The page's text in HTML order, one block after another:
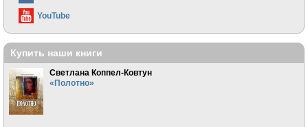
YouTube
Купить наши книги
Светлана Коппел-Ковтун
«Полотно»